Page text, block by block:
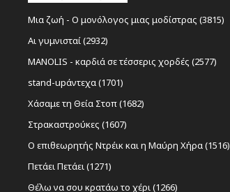
Μια ζωή - Ο μονόλογος μιας μοδίστρας (3815)
Αι γυμνισταί (2932)
MANOLIS - καρδιά σε τέσσερις χορδές (2577)
stand-upάντεχα (1701)
Χάσαμε τη Θεία Στοπ (1682)
Στρακαστρούκες (1607)
Ο επιθεωρητής Ντρέικ και η Μαύρη Χήρα (1516)
Πετάει Πετάει (1271)
Θέλω να σου κρατάω το χέρι (1266)